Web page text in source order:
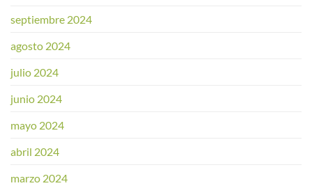
septiembre 2024
agosto 2024
julio 2024
junio 2024
mayo 2024
abril 2024
marzo 2024